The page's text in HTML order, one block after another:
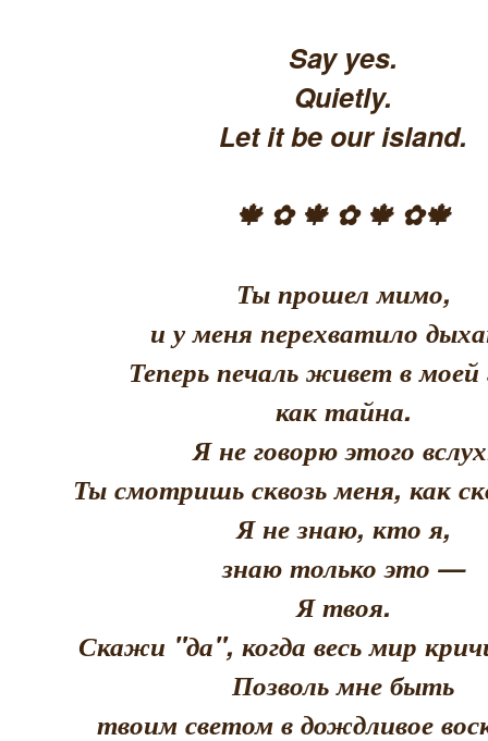
Say yes.
Quietly.
Let it be our island.
🍁 ✿ 🍁 ✿ 🍁 ✿🍁
Ты прошел мимо,
и у меня перехватило
Теперь печаль живет в моей
как тайна.
Я не говорю этого
Ты смотришь сквозь меня, как
Я не знаю, кто я,
знаю только это —
Я твоя.
Скажи "да", когда весь мир
Позволь мне быть
твоим светом в дождливое